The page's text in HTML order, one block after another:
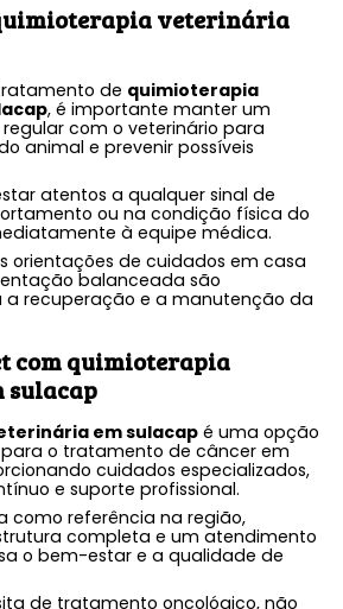
veterinária
de quimioterapia
, é importante manter um
com o veterinário para
animal e prevenir possíveis
atentos a qualquer sinal de
ou na condição física do
à equipe médica.
orientações de cuidados em casa
balanceada são
recuperação e a manutenção da
comquimioterapia
em sulacap é uma opção
o tratamento de câncer em
cuidados especializados,
e suporte profissional.
como referência na região,
completa e um atendimento
o bem-estar e a qualidade de
de tratamento oncológico, não